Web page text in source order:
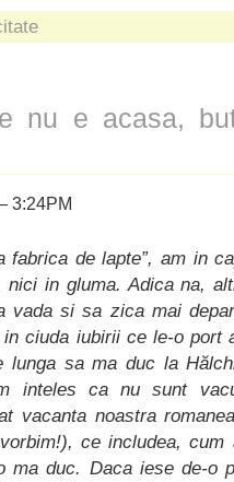
nu e acasa,
3:24PM
fabrica de lapte”, am in
nici in gluma. Adica na,
vada si sa zica mai
ciuda iubirii ce le-o port
lunga sa ma duc la
inteles ca nu sunt
vacanta noastra
ce includea,
ma duc. Daca iese de-o